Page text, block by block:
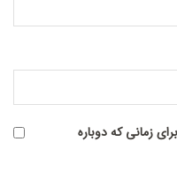
زمانی که دوباره